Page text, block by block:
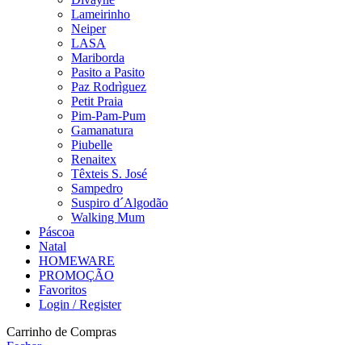
Lameirinho
Neiper
LASA
Mariborda
Pasito a Pasito
Paz Rodrìguez
Petit Praia
Pim-Pam-Pum
Gamanatura
Piubelle
Renaitex
Têxteis S. José
Sampedro
Suspiro d´Algodão
Walking Mum
Páscoa
Natal
HOMEWARE
PROMOÇÃO
Favoritos
Login / Register
Carrinho de Compras